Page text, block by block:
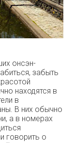
онсэн-
забыть
находятся в
в
В них обычно
а в номерах
говорить о